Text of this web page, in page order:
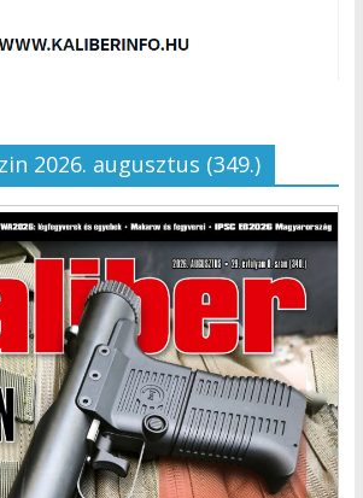
2026. augusztus (349.)